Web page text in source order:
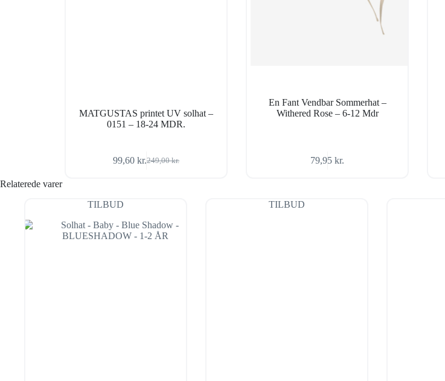
MATGUSTAS printet UV solhat –
0151 – 18-24 MDR.
249,00kr.
Den
99,60kr.Den
En Fant Vendbar Sommerhat –
Withered Rose – 6-12 Mdr
79,95kr.
Relaterede varer
TILBUD TILBUD